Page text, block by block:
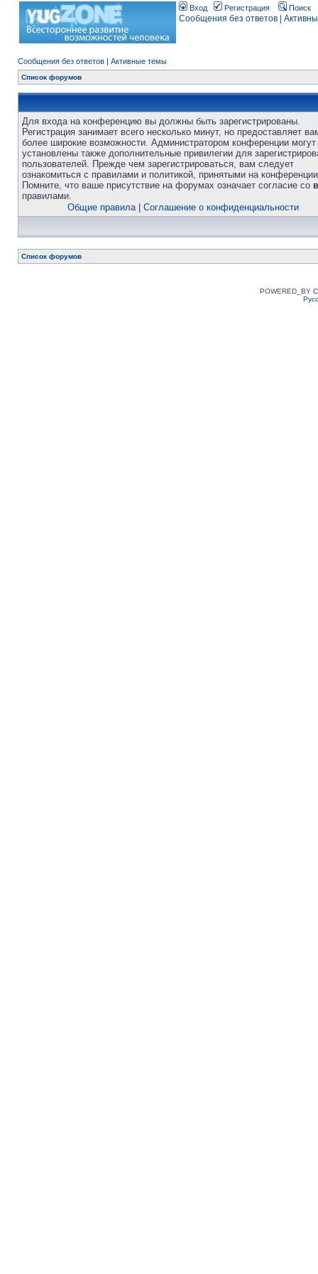
Вход Регистрация Поиск
Сообщения без ответов
Сообщения без ответов | Активные темы
Список форумов
Для входа на конференцию вы должны быть зарегистрированы.
Регистрация занимает всего несколько минут, но предоставляет
более широкие возможности. Администратором конференции
установлены также дополнительные привилегии для
пользователей. Прежде чем зарегистрироваться, вам следует
ознакомиться с правилами и политикой, принятыми на
Помните, что ваше присутствие на форумах означает согласие со
правилами.
Общие правила| Соглашение о конфиденциальности
Список форумов
POWERED_BY